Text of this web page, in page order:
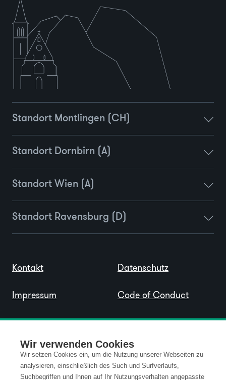
Wir verwenden Cookies
Wir setzen Cookies ein, um die Nutzung unserer Webseiten zu
analysieren, einschließlich des Such und Surfverlaufs,
Suchbegriffen und Ihnen auf Ihr Nutzungsverhalten angepasste
Standort Montlingen (CH)
Standort Dornbirn (A)
Standort Wien (A)
Standort Ravensburg (D)
Kontakt
Impressum
AGB
Datenschutz
Code of Conduct